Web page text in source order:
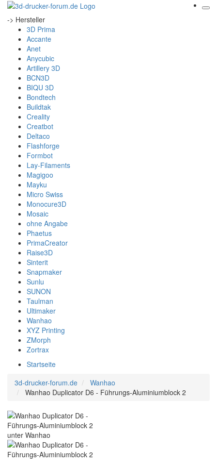
-> Hersteller
3D Prima
Accante
Anet
Anycubic
Artillery 3D
BCN3D
BIQU 3D
Bondtech
Buildtak
Creality
Creatbot
Deltaco
Flashforge
Formbot
Lay-Filaments
Magigoo
Mayku
Micro Swiss
Monocure3D
Mosaic
ohne Angabe
Phaetus
PrimaCreator
Raise3D
Sinterit
Snapmaker
Sunlu
SUNON
Taulman
Ultimaker
Wanhao
XYZ Printing
ZMorph
Zortrax
Startseite
3d-drucker-forum.de
Wanhao
Wanhao Duplicator D6 - Führungs-Aluminiumblock 2